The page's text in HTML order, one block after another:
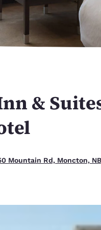
English
&
Mountain Rd, Moncton,